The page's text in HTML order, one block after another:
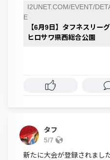
I2UNET.COM/EVENT/
E
【6月9日】タフネスリー
ヒロサワ県西総合公園
タフ
5/7
新たに大会が登録されました